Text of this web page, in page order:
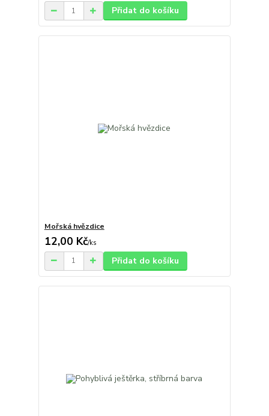
Přidat do košíku
Mořská hvězdice
12,00 Kč/ks
Přidat do košíku